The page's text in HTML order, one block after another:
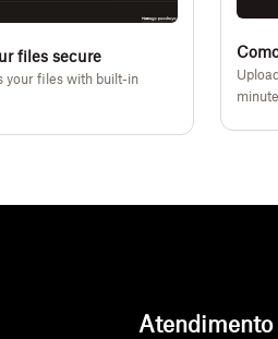
files secure
your files with built-in
Atendimento